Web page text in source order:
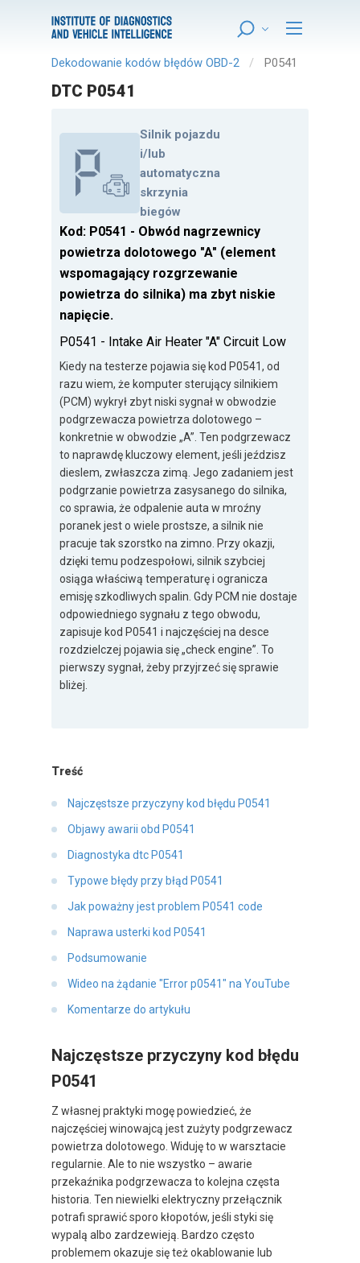
Dekodowanie kodów błędów OBD-2 P0541
DTC P0541
Silnik pojazdu
i/lub
automatyczna
skrzynia
biegów
Kod: P0541 - Obwód nagrzewnicy
powietrza dolotowego "A" (element
wspomagający rozgrzewanie
powietrza do silnika) ma zbyt niskie
napięcie.
P0541 - Intake Air Heater "A" Circuit Low
Kiedy na testerze pojawia się kod P0541, od
razu wiem, że komputer sterujący silnikiem
(PCM) wykrył zbyt niski sygnał w obwodzie
podgrzewacza powietrza dolotowego –
konkretnie w obwodzie „A”. Ten podgrzewacz
to naprawdę kluczowy element, jeśli jeździsz
dieslem, zwłaszcza zimą. Jego zadaniem jest
podgrzanie powietrza zasysanego do silnika,
co sprawia, że odpalenie auta w mroźny
poranek jest o wiele prostsze, a silnik nie
pracuje tak szorstko na zimno. Przy okazji,
dzięki temu podzespołowi, silnik szybciej
osiąga właściwą temperaturę i ogranicza
emisję szkodliwych spalin. Gdy PCM nie dostaje
odpowiedniego sygnału z tego obwodu,
zapisuje kod P0541 i najczęściej na desce
rozdzielczej pojawia się „check engine”. To
pierwszy sygnał, żeby przyjrzeć się sprawie
bliżej.
Treść
Najczęstsze przyczyny kod błędu P0541
Objawy awarii obd P0541
Diagnostyka dtc P0541
Typowe błędy przy błąd P0541
Jak poważny jest problem P0541 code
Naprawa usterki kod P0541
Podsumowanie
Wideo na żądanie "Error p0541" na YouTube
Komentarze do artykułu
Najczęstsze przyczyny kod błędu
P0541
Z własnej praktyki mogę powiedzieć, że
najczęściej winowajcą jest zużyty podgrzewacz
powietrza dolotowego. Widuję to w warsztacie
regularnie. Ale to nie wszystko – awarie
przekaźnika podgrzewacza to kolejna częsta
historia. Ten niewielki elektryczny przełącznik
potrafi sprawić sporo kłopotów, jeśli styki się
wypalą albo zardzewieją. Bardzo często
problemem okazuje się też okablowanie lub